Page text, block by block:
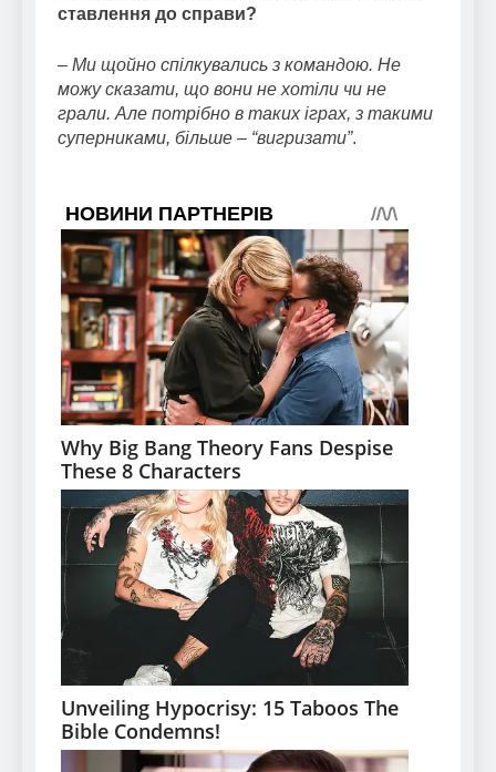
ставлення до справи?
– Ми щойно спілкувались з командою. Не
можу сказати, що вони не хотіли чи не
грали. Але потрібно в таких іграх, з такими
суперниками, більше – “вигризати”.